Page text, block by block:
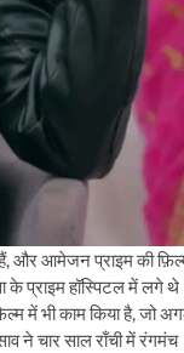
हैं, और आमेजन प्राइम की
के प्राइम हॉस्पिटल में लगे
में भी काम किया है, जो
ने चार साल राँची में रंगमंच